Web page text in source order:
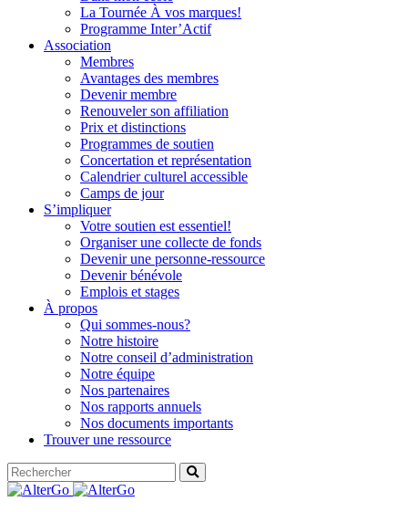
La Tournée À vos marques!
Programme Inter’Actif
Association
Membres
Avantages des membres
Devenir membre
Renouveler son affiliation
Prix et distinctions
Programmes de soutien
Concertation et représentation
Calendrier culturel accessible
Camps de jour
S’impliquer
Votre soutien est essentiel!
Organiser une collecte de fonds
Devenir une personne-ressource
Devenir bénévole
Emplois et stages
À propos
Qui sommes-nous?
Notre histoire
Notre conseil d’administration
Notre équipe
Nos partenaires
Nos rapports annuels
Nos documents importants
Trouver une ressource